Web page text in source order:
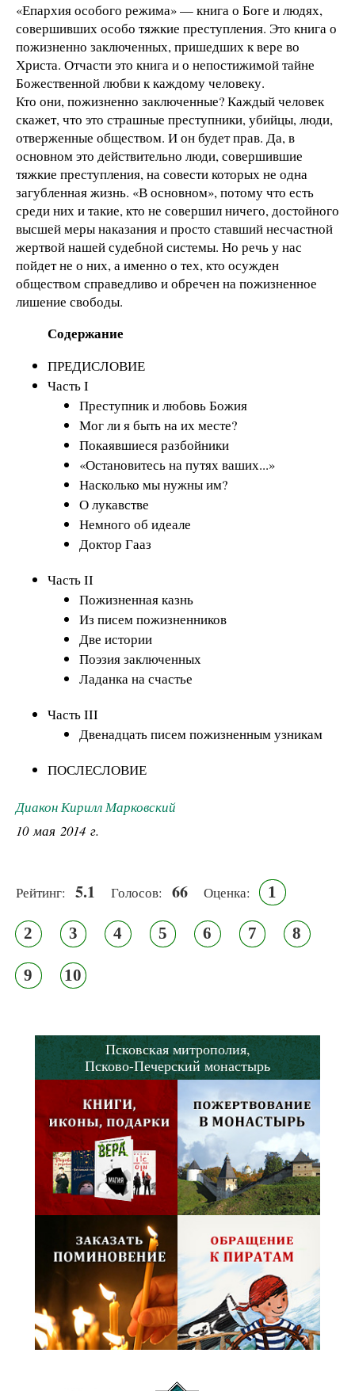
«Епархия особого режима» — книга о Боге и людях,
совершивших особо тяжкие преступления. Это книга о
пожизненно заключенных, пришедших к вере во
Христа. Отчасти это книга и о непостижимой тайне
Божественной любви к каждому человеку.
Кто они, пожизненно заключенные? Каждый человек
скажет, что это страшные преступники, убийцы, люди,
отверженные обществом. И он будет прав. Да, в
основном это действительно люди, совершившие
тяжкие преступления, на совести которых не одна
загубленная жизнь. «В основном», потому что есть
среди них и такие, кто не совершил ничего, достойного
высшей меры наказания и просто ставший несчастной
жертвой нашей судебной системы. Но речь у нас
пойдет не о них, а именно о тех, кто осужден
обществом справедливо и обречен на пожизненное
лишение свободы.
Содержание
ПРЕДИСЛОВИЕ
Часть I
Преступник и любовь Божия
Мог ли я быть на их месте?
Покаявшиеся разбойники
«Остановитесь на путях ваших...»
Насколько мы нужны им?
О лукавстве
Немного об идеале
Доктор Гааз
Часть II
Пожизненная казнь
Из писем пожизненников
Две истории
Поэзия заключенных
Ладанка на счастье
Часть III
Двенадцать писем пожизненным узникам
ПОСЛЕСЛОВИЕ
Диакон Кирилл Марковский
10 мая 2014 г.
Рейтинг: 5.1 Голосов: 66 Оценка: 1
2 3 4 5 6 7 8
9 10
Псковская митрополия,
Псково-Печерский монастырь